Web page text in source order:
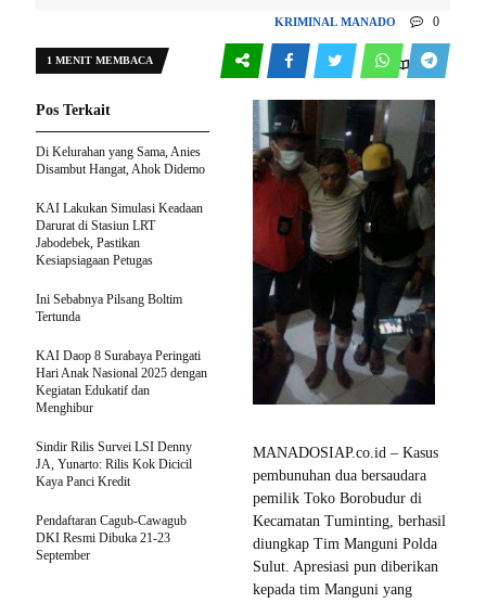
KRIMINAL MANADO 0
142
1 MENIT MEMBACA
MANADOSIAP.co.id – Kasus
pembunuhan dua bersaudara
pemilik Toko Borobudur di
Kecamatan Tuminting, berhasil
diungkap Tim Manguni Polda
Sulut. Apresiasi pun diberikan
kepada tim Manguni yang
Pos Terkait
Di Kelurahan yang Sama, Anies
Disambut Hangat, Ahok Didemo
KAI Lakukan Simulasi Keadaan
Darurat di Stasiun LRT
Jabodebek, Pastikan
Kesiapsiagaan Petugas
Ini Sebabnya Pilsang Boltim
Tertunda
KAI Daop 8 Surabaya Peringati
Hari Anak Nasional 2025 dengan
Kegiatan Edukatif dan
Menghibur
Sindir Rilis Survei LSI Denny
JA, Yunarto: Rilis Kok Dicicil
Kaya Panci Kredit
Pendaftaran Cagub-Cawagub
DKI Resmi Dibuka 21-23
September